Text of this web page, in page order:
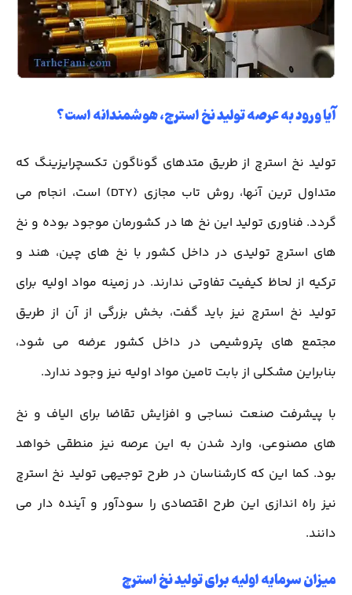
آیا ورود به عرصه تولید نخ استرچ، هوشمندانه است؟
تولید نخ استرچ از طریق متدهای گوناگون تکسچرایزینگ که
متداول ترین آنها، روش تاب مجازی (DTY) است، انجام می
گردد. فناوری تولید این نخ ها در کشورمان موجود بوده و نخ
های استرچ تولیدی در داخل کشور با نخ های چین، هند و
ترکیه از لحاظ کیفیت تفاوتی ندارند. در زمینه مواد اولیه برای
تولید نخ استرچ نیز باید گفت، بخش بزرگی از آن از طریق
مجتمع های پتروشیمی در داخل کشور عرضه می شود،
بنابراین مشکلی از بابت تامین مواد اولیه نیز وجود ندارد.
با پیشرفت صنعت نساجی و افزایش تقاضا برای الیاف و نخ
های مصنوعی، وارد شدن به این عرصه نیز منطقی خواهد
بود. کما این که کارشناسان در طرح توجیهی تولید نخ استرچ
نیز راه اندازی این طرح اقتصادی را سودآور و آینده دار می
دانند.
میزان سرمایه اولیه برای تولید نخ استرچ